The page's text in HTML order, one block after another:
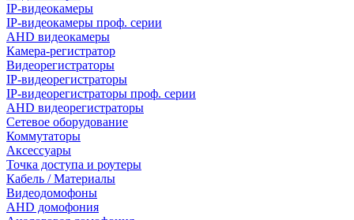
IP-видеокамеры
IP-видеокамеры проф. серии
AHD видеокамеры
Камера-регистратор
Видеорегистраторы
IP-видеорегистраторы
IP-видеорегистраторы проф. серии
AHD видеорегистраторы
Сетевое оборудование
Коммутаторы
Аксессуары
Точка доступа и роутеры
Кабель / Материалы
Видеодомофоны
AHD домофония